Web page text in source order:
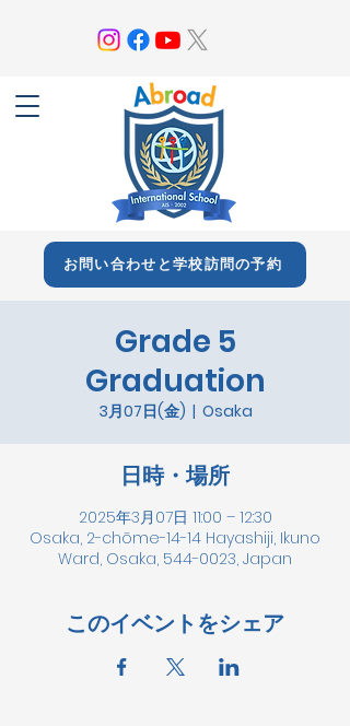
お問い合わせと学校訪問の予約
Grade 5
Graduation
3月07日(金)
  |
Osaka
日時・場所
2025年3月07日 11:00 – 12:30
Osaka, 2-chōme-14-14 Hayashiji, Ikuno
Ward, Osaka, 544-0023, Japan
このイベントをシェア